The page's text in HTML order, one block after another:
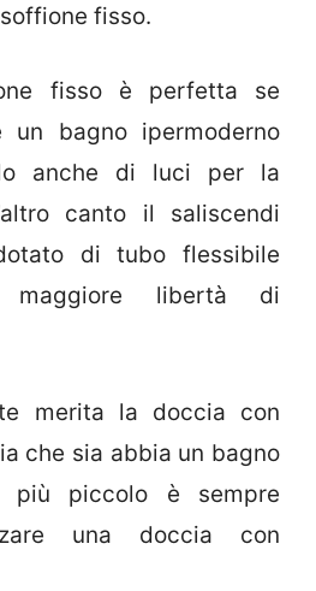
fisso.
fisso è perfetta se
un bagno ipermoderno
anche di luci per la
canto il saliscendi
di tubo flessibile
maggiore libertà di
merita la doccia con
che sia abbia un bagno
più piccolo è sempre
una doccia con